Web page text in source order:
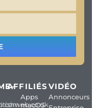
AFFILIÉS
Apps
macOS
VIDÉO
Annonceurs